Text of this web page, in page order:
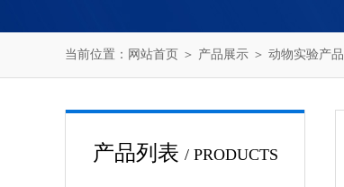
当前位置： 网站首页 ＞ 产品展示 ＞ 动物实验产品
产品列表 / PRODUCTS